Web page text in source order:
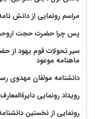
مراسم رونمایی از دانش
پس چرا حضرت حجت
سیر تحولات قوم یهود
ماهنامه موعود
دانشنامه مولفان مهدوی
رویداد رونمایی
رونمایی از نخستین